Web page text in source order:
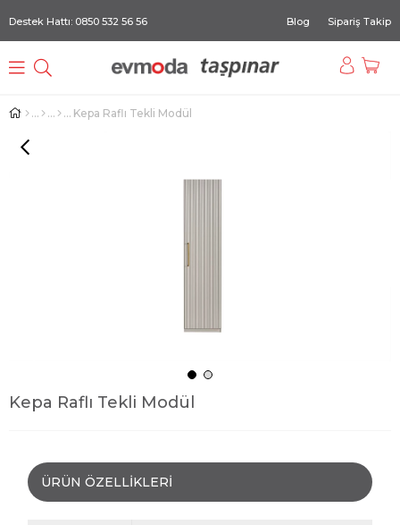
Destek Hattı: 0850 532 56 56 Blog Sipariş Takip
Kepa Raflı Tekli Modül
Kepa Raflı Tekli Modül
ÜRÜN ÖZELLIKLERI